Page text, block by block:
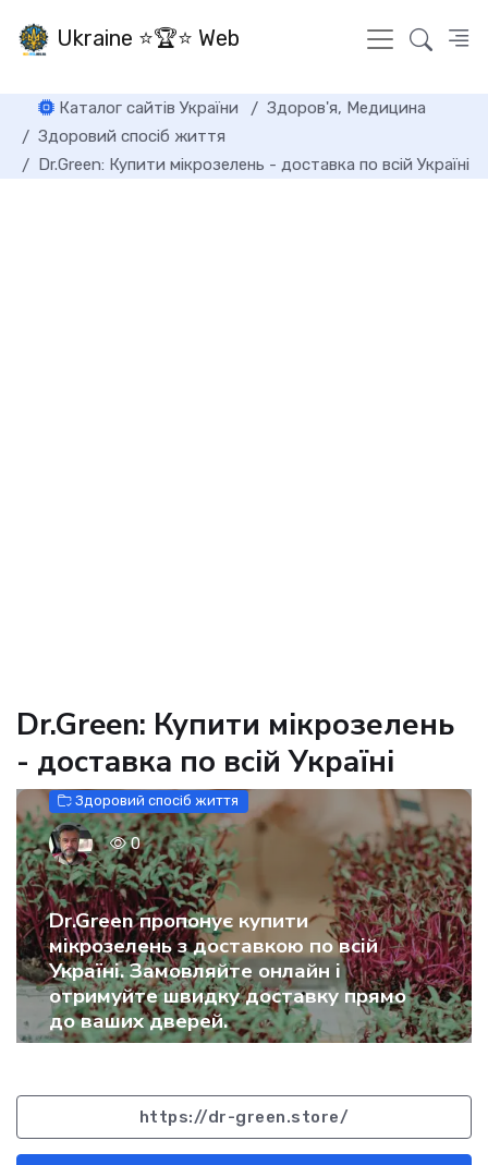
Ukraine ⭐🏆⭐ Web
Каталог сайтів України
Здоров'я, Медицина
Здоровий спосіб життя
Dr.Green: Купити мікрозелень - доставка по всій Україні
Dr.Green: Купити мікрозелень
- доставка по всій Україні
Здоровий спосіб життя
0
Dr.Green пропонує купити
мікрозелень з доставкою по всій
Україні. Замовляйте онлайн і
отримуйте швидку доставку прямо
до ваших дверей.
https://dr-green.store/